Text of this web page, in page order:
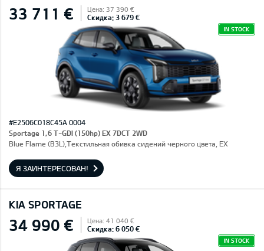
33 711 € Цена: 37 390 €
Скидка: 3 679 €
IN STOCK
#E2506C018C45A 0004
Sportage 1,6 T-GDI (150hp) EX 7DCT 2WD
Blue Flame (B3L),Текстильная обивка сидений черного цвета, EX
Я ЗАИНТЕРЕСОВАН!
KIA SPORTAGE
34 990 € Цена: 41 040 €
Скидка: 6 050 €
IN STOCK